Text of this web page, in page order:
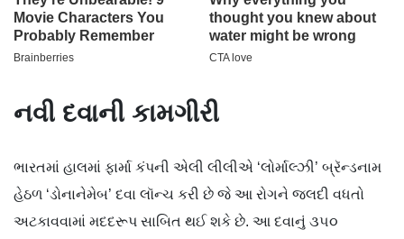
નવી દવાની કામગીરી
ભારતમાં હાલમાં ફાર્મા કંપની એલી લીલીએ ‘લોર્માલ્ઝી’ બ્રૅન્ડનામ
હેઠળ ‘ડોનાનેમેબ’ દવા લૉન્ચ કરી છે જે આ રોગને જલદી વધતો
અટકાવવામાં મદદરૂપ સાબિત થઈ શકે છે. આ દવાનું ૩૫૦